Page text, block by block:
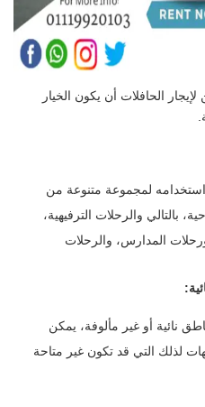
الحافلات أن يكون الخيار
استخدامه لمجموعة متنوعة من
بالتالي والرحلات الترفيهية،
المدارس، والرحلات
نائية أو غير مألوفة، يمكن
لذلك التي قد تكون غير متاحة